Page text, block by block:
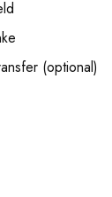
(optional)